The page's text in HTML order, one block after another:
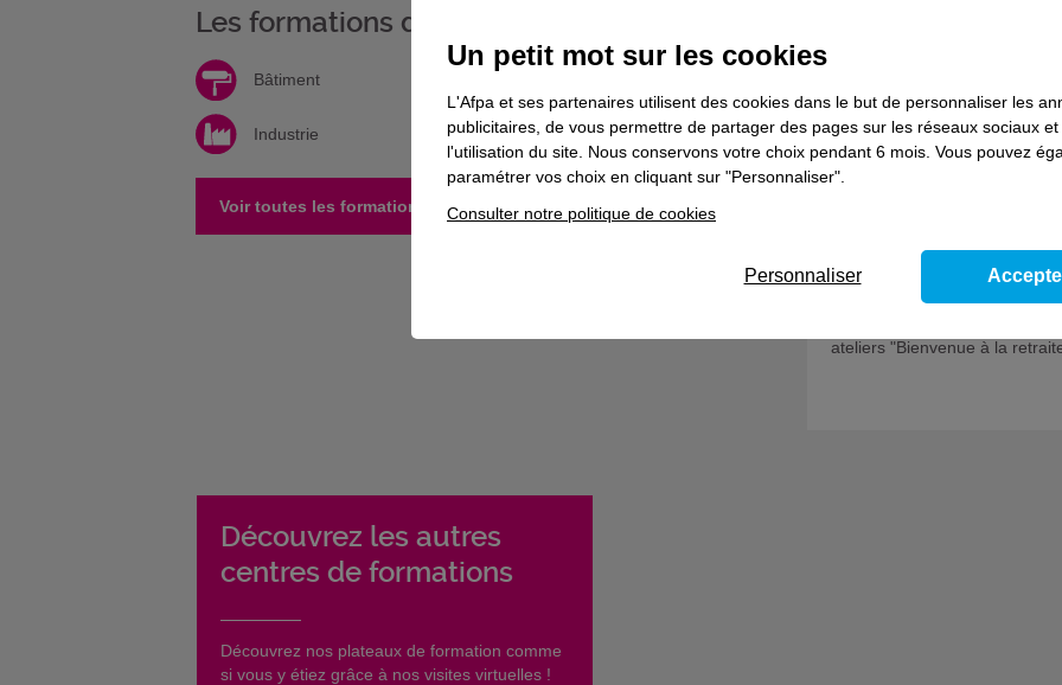
Les formations de votre centre
Bâtiment
Industrie
Voir toutes les formations de ce centre
tuyauterie et chaudronnerie
industrielles : formez-vous
chez vous
ateliers "Bienvenue à la
Découvrez les autres
centres de formations
​Découvrez nos plateaux de formation comme
si vous y étiez grâce à nos visites virtuelles !
Un petit mot sur les cookies
L'Afpa et ses partenaires utilisent des cookies dans le but de personnaliser les
publicitaires, de vous permettre de partager des pages sur les réseaux sociaux
l'utilisation du site. Nous conservons votre choix pendant 6 mois. Vous pouvez
paramétrer vos choix en cliquant sur "Personnaliser".
Consulter notre politique de cookies
Personnaliser